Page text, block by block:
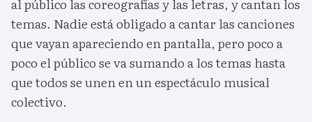
al público las coreografías y las letras, y cantan los
temas. Nadie está obligado a cantar las canciones
que vayan apareciendo en pantalla, pero poco a
poco el público se va sumando a los temas hasta
que todos se unen en un espectáculo musical
colectivo.